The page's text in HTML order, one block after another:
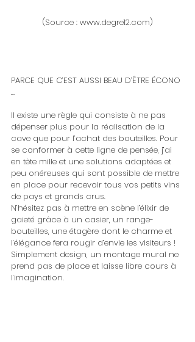
(Source : www.degre12.com)
PARCE QUE C’EST AUSSI BEAU D’ÊTRE ÉCONO
…
Il existe une règle qui consiste à ne pas
dépenser plus pour la réalisation de la
cave que pour l’achat des bouteilles. Pour
se conformer à cette ligne de pensée, j’ai
en tête mille et une solutions adaptées et
peu onéreuses qui sont possible de mettre
en place pour recevoir tous vos petits vins
de pays et grands crus.
N’hésitez pas à mettre en scène l’élixir de
gaieté grâce à un casier, un range-
bouteilles, une étagère dont le charme et
l’élégance fera rougir d’envie les visiteurs !
Simplement design, un montage mural ne
prend pas de place et laisse libre cours à
l’imagination.